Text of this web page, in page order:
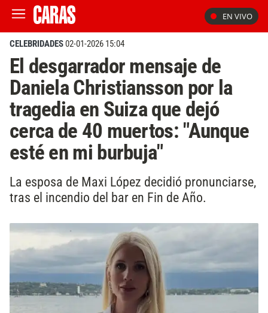
EN VIVO
CELEBRIDADES02-01-2026 15:04
El desgarrador mensaje de
Daniela Christiansson por la
tragedia en Suiza que dejó
cerca de 40 muertos: "Aunque
esté en mi burbuja"
La esposa de Maxi López decidió pronunciarse,
tras el incendio del bar en Fin de Año.